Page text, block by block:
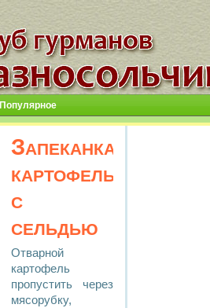
Популярное
Запеканка
картофельная
с
сельдью
Отварной
картофель
пропустить через
мясорубку,